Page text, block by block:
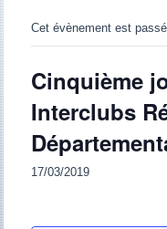
Cet évènement est
Cinquième
Interclubs
17/03/2019